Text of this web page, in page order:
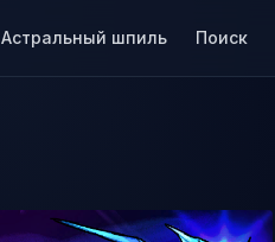
Астральный шпиль Поиск